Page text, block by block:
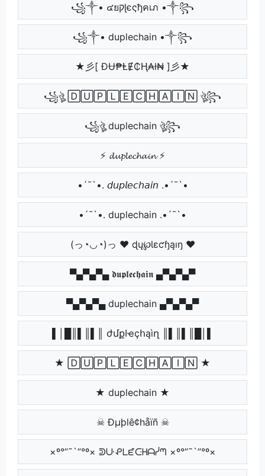
꧁༒• ๔ยקɭєςђคเภ •༒꧂
꧁༒• duplechain •༒꧂
★彡[ ĐɄ₱ⱠɆ₵Ⱨ₳ł₦ ]彡★
꧁ঔৣ 🄳🅄🄿🄻🄴🄲🄷🄰🄸🄽 ঔৣ꧂
꧁ঔৣ duplechain ঔৣ꧂
⚡ 𝓭𝓾𝓹𝓵𝓮𝓬𝓱𝓪𝓲𝓷 ⚡
•´¯`•. 𝘥𝘶𝘱𝘭𝘦𝘤𝘩𝘢𝘪𝘯 .•´¯`•
•´¯`•. duplechain .•´¯`•
(っ◔◡◔)っ ♥ ɖų℘Ɩɛƈɧąıŋ ♥
▀▄▀▄▀▄ 𝖉𝖚𝖕𝖑𝖊𝖈𝖍𝖆𝖎𝖓 ▄▀▄▀▄▀
▀▄▀▄▀▄ duplechain ▄▀▄▀▄▀
▌│█║▌║▌║ ժմքӀҽçհąìղ ║▌║▌║█│▌
★ 🄳🅄🄿🄻🄴🄲🄷🄰🄸🄽 ★
★ duplechain ★
☠ Ðµþlê¢håïñ ☠
×º°”˜`”°º× ᕲᑘᕵᒪᘿᑢᕼᗩᓰᘉ ×º°”˜`”°º×